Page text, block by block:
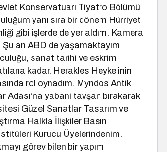
Konservatuarı Tiyatro Bölümü
yanı sıra bir dönem Hürriyet
gibi işlerde de yer aldım. Kamera
an ABD de yaşamaktayım
sanat tarihi ve eskrim
kadar. Herakles Heykelinin
rol oynadım. Myndos Antik
Adası’na yabani tavşan bırakarak
Güzel Sanatlar Tasarım ve
Halkla İlişkiler Basın
Kurucu Üyelerindenim.
görev bilen bir yapım